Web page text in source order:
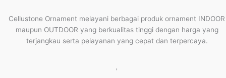
Cellustone Ornament melayani berbagai produk ornament INDOOR
maupun OUTDOOR yang berkualitas tinggi dengan harga yang
terjangkau serta pelayanan yang cepat dan terpercaya.
'